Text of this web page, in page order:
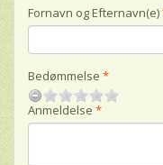
Fornavn og Efternavn(e)
Bedømmelse
Anmeldelse